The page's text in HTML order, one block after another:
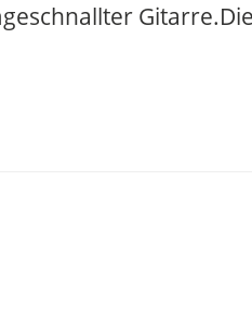
Gitarre.Die